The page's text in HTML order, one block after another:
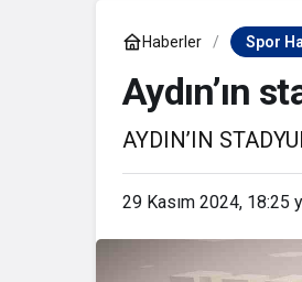
Haberler Spor
Aydın’ın
AYDIN’IN
29 Kasım 2024, 18:25